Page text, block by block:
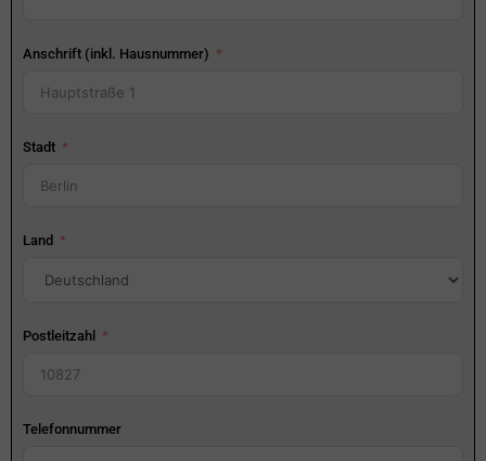
Anschrift (inkl. Hausnummer)
Stadt
Land
Postleitzahl
Telefonnummer